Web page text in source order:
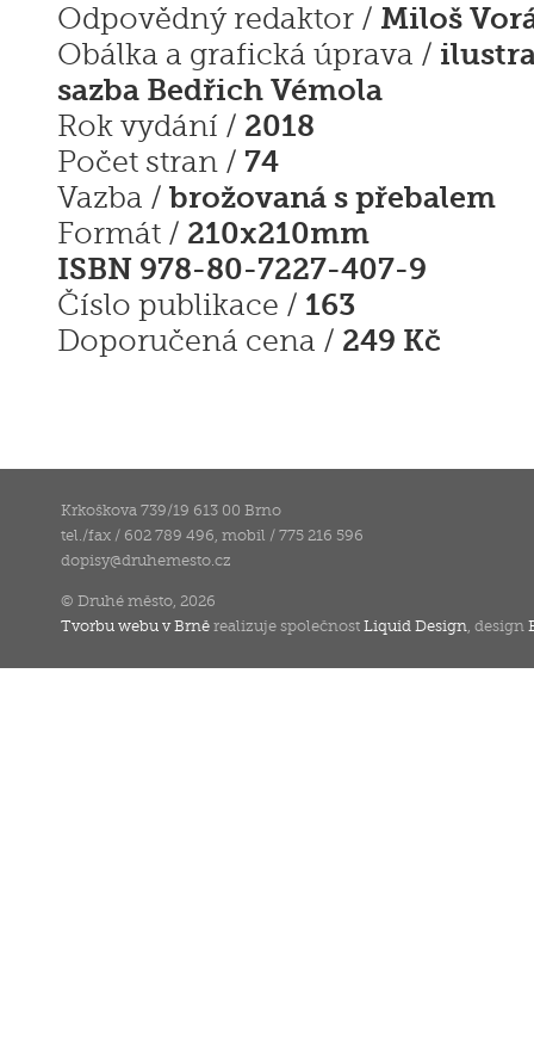
Odpovědný redaktor / Miloš
Obálka a grafická úprava /
sazba Bedřich Vémola
Rok vydání / 2018
Počet stran / 74
Vazba / brožovaná s přebalem
Formát / 210x210mm
ISBN 978-80-7227-407-9
Číslo publikace / 163
Doporučená cena / 249 Kč
Krkoškova 739/19 613 00 Brno
tel./fax / 602 789 496, mobil / 775 216 596
dopisy@druhemesto.cz
© Druhé město, 2026
Tvorbu webu v Brně realizuje společnostLiquid Design , design